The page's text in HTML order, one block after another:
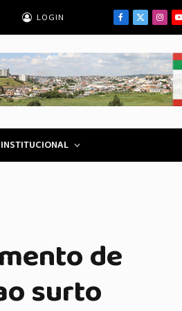
LOGIN Facebook
X
(Twitter)
INSTITUCIONAL
de
surto